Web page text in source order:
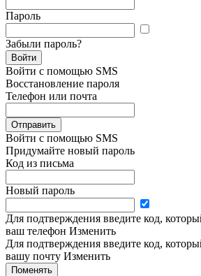
Пароль
Забыли пароль?
Войти
Войти с помощью SMS
Восстановление пароля
Телефон или почта
Отправить
Войти с помощью SMS
Придумайте новый пароль
Код из письма
Новый пароль
Для подтверждения введите код,
ваш телефон Изменить
Для подтверждения введите код,
вашу почту Изменить
Поменять